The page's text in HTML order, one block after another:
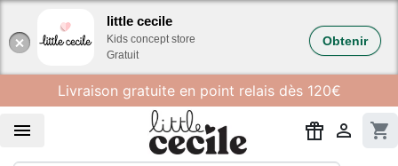
little cecile
Kids concept store
Gratuit
Obtenir
Livraison gratuite en point relais dès 120€
  shopping_cart